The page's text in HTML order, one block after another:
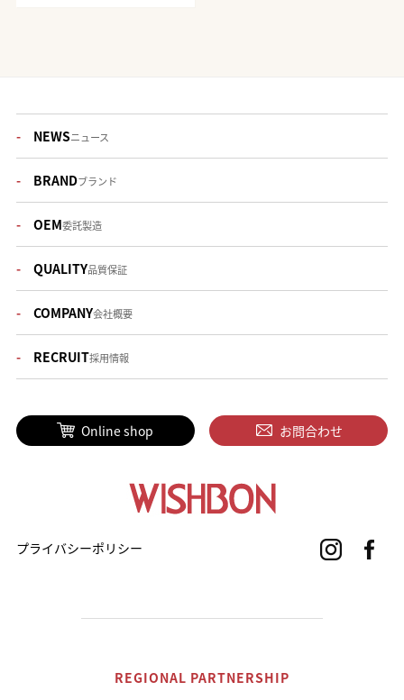
NEWSニュース
BRANDブランド
OEM委託製造
QUALITY品質保証
COMPANY会社概要
RECRUIT採用情報
Online shop お問合わせ
プライバシーポリシー
REGIONAL PARTNERSHIP